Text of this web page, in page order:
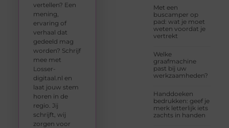
Met een
buscamper op
pad: wat je moet
weten voordat je
vertrekt
Welke
graafmachine
past bij uw
werkzaamheden?
Handdoeken
bedrukken: geef je
merk letterlijk iets
zachts in handen
vertellen? Een
mening,
ervaring of
verhaal dat
gedeeld mag
worden? Schrijf
mee met
Losser-
digitaal.nl en
laat jouw stem
horen in de
regio. Jij
schrijft, wij
zorgen voor